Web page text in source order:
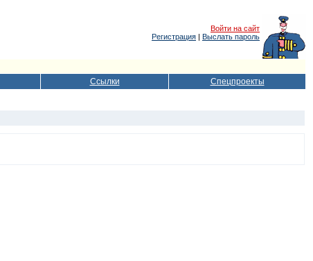
Войти на сайт
Регистрация | Выслать пароль
Ссылки Спецпроекты